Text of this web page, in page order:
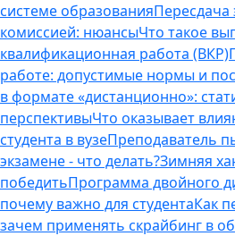
системе образованияПересдача
комиссией: нюансыЧто такое
квалификационная работа (ВКР)
работе: допустимые нормы и
в формате «дистанционно»:
перспективыЧто оказывает
студента в вузеПреподаватель
экзамене - что делать?Зимняя
победитьПрограмма двойного
почему важно для студентаКак
зачем применять скрайбинг в